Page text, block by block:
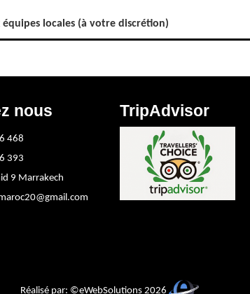
équipes locales (à votre discrétion)
nous
468
393
9 Marrakech
TripAdvisor
Réalisé par: ©eWebSolutions 2026